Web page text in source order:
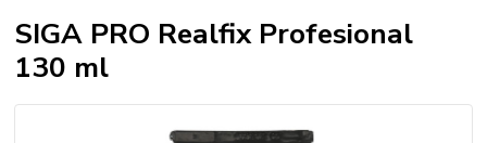
SIGA PRO Realfix Profesional
130 ml